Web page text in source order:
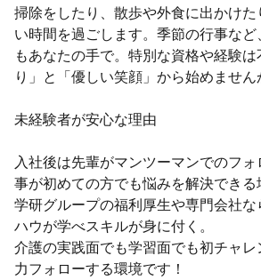
掃除をしたり、散歩や外食に出かけ
い時間を過ごします。季節の行事な
もあなたの手で。特別な資格や経験
り」と「優しい笑顔」から始めません
未経験者が安心な理由
入社後は先輩がマンツーマンでのフ
事が初めての方でも悩みを解決できる
学研グループの福利厚生や専門会社な
ハウが学べスキルが身に付く。
介護の実践面でも学習面でも初チャ
力フォローする環境です！